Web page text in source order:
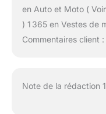
en Auto et Moto (
) 1 365 en Vestes de
Commentaires client
Note de la rédaction